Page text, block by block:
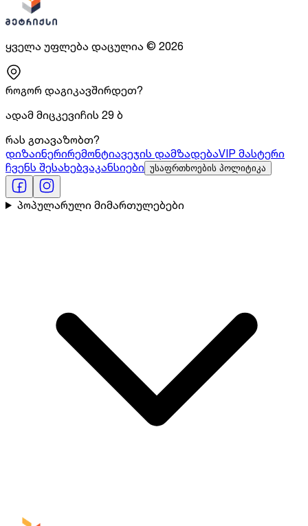
ყველა უფლება დაცულია © 2026
როგორ დაგიკავშირდეთ?
ადამ მიცკევიჩის 29 ბ
რას გთავაზობთ?
დიზაინერირემონტიავეჯის დამზადებაVIP მასტერი
ჩვენს შესახებვაკანსიები უსაფრთხოების პოლიტიკა
პოპულარული მიმართულებები